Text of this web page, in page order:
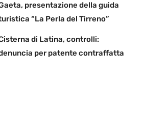
presentazione della guida
“La Perla del Tirreno”
di Latina, controlli:
per patente contraffatta